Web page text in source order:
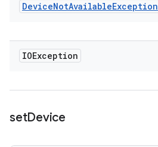
DeviceNotAvailableException
IOException
setDevice